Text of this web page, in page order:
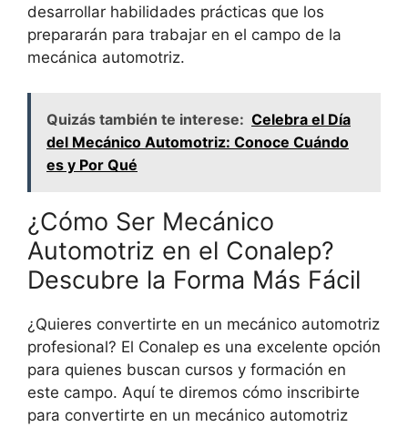
desarrollar habilidades prácticas que los
prepararán para trabajar en el campo de la
mecánica automotriz.
Quizás también te interese: Celebra el Día
del Mecánico Automotriz: Conoce Cuándo
es y Por Qué
¿Cómo Ser Mecánico
Automotriz en el Conalep?
Descubre la Forma Más Fácil
¿Quieres convertirte en un mecánico automotriz
profesional? El Conalep es una excelente opción
para quienes buscan cursos y formación en
este campo. Aquí te diremos cómo inscribirte
para convertirte en un mecánico automotriz